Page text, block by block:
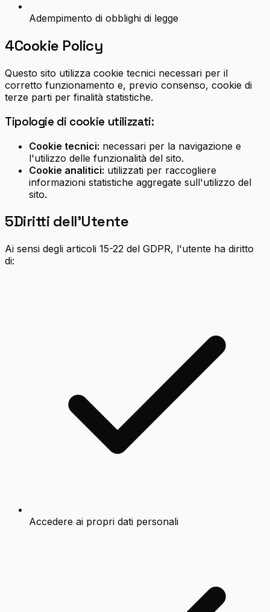
Adempimento di obblighi di legge
4Cookie Policy
Questo sito utilizza cookie tecnici necessari per il
corretto funzionamento e, previo consenso, cookie di
terze parti per finalità statistiche.
Tipologie di cookie utilizzati:
Cookie tecnici: necessari per la navigazione e
l'utilizzo delle funzionalità del sito.
Cookie analitici: utilizzati per raccogliere
informazioni statistiche aggregate sull'utilizzo del
sito.
5Diritti dell'Utente
Ai sensi degli articoli 15-22 del GDPR, l'utente ha diritto
di:
Accedere ai propri dati personali